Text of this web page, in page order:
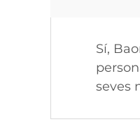
Sí,
seves